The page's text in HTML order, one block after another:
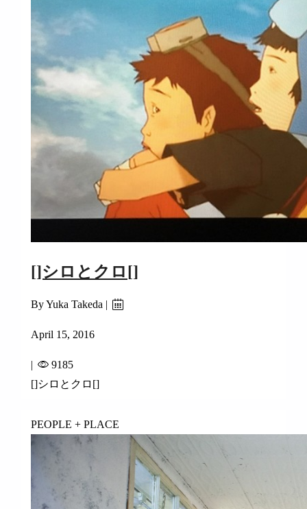
[]シロとクロ[]
By Yuka Takeda |
April 15, 2016
|
9185
[]シロとクロ[]
PEOPLE + PLACE